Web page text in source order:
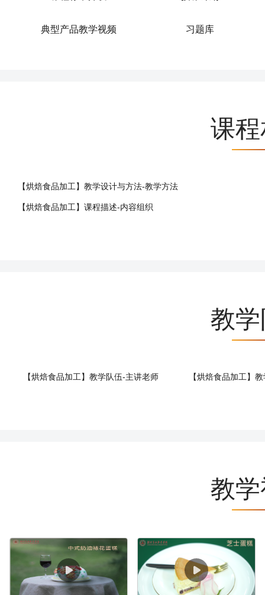
典型产品教学视频 习题库
课
【烘焙食品加工】教学设计与方法-教学方法
【烘焙食品加工】课程描述-内容组织
教
【烘焙食品加工】教学队伍-主讲老师 【烘焙食品加工】
教